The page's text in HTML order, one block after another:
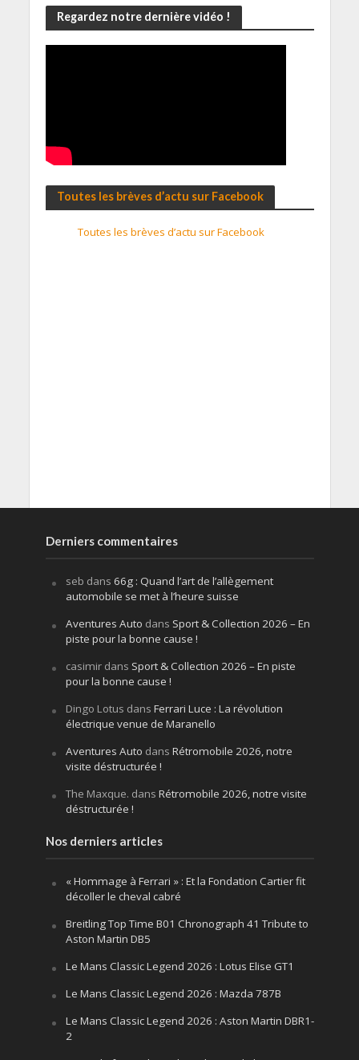
Regardez notre dernière vidéo !
Toutes les brèves d’actu sur Facebook
Toutes les brèves d’actu sur Facebook
Derniers commentaires
seb dans 66g : Quand l’art de l’allègement
automobile se met à l’heure suisse
Aventures Auto dans Sport & Collection 2026 – En
piste pour la bonne cause !
casimirdans Sport & Collection 2026 – En piste
pour la bonne cause !
Dingo Lotus dans Ferrari Luce : La révolution
électrique venue de Maranello
Aventures Auto dans Rétromobile 2026, notre
visite déstructurée !
The Maxque. dans Rétromobile 2026, notre visite
déstructurée !
Nos derniers articles
« Hommage à Ferrari » : Et la Fondation Cartier fit
décoller le cheval cabré
Breitling Top Time B01 Chronograph 41 Tribute to
Aston Martin DB5
Le Mans Classic Legend 2026 : Lotus Elise GT1
Le Mans Classic Legend 2026 : Mazda 787B
Le Mans Classic Legend 2026 : Aston Martin DBR1-
2